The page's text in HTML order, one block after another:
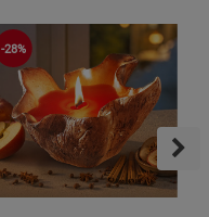
-28%